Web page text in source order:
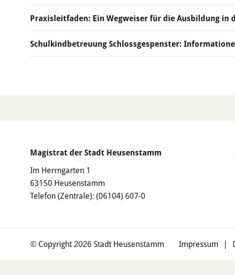
Praxisleitfaden: Ein Wegweiser für die Ausbildung in
Schulkindbetreuung Schlossgespenster:
Magistrat der Stadt Heusenstamm
Im Herrngarten 1
63150 Heusenstamm
Telefon (Zentrale): (06104) 607-0
© Copyright 2026 Stadt Heusenstamm Impressum |